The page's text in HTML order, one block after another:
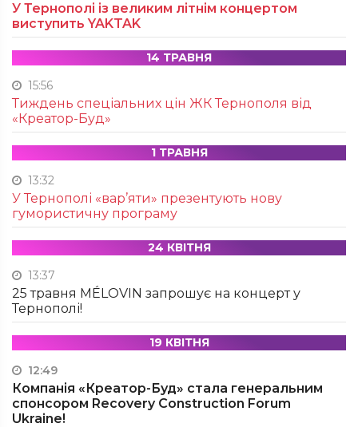
У Тернополі із великим літнім концертом
виступить YAKTAK
14 ТРАВНЯ
15:56
Тиждень спеціальних цін ЖК Тернополя від
«Креатор-Буд»
1 ТРАВНЯ
13:32
У Тернополі «вар’яти» презентують нову
гумористичну програму
24 КВІТНЯ
13:37
25 травня MÉLOVIN запрошує на концерт у
Тернополі!
19 КВІТНЯ
12:49
Компанія «Креатор-Буд» стала генеральним
спонсором Recovery Construction Forum
Ukraine!